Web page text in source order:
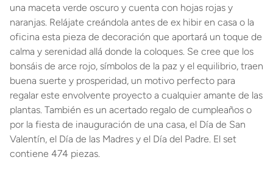
una maceta verde oscuro y cuenta con hojas rojas y
naranjas. Relájate creándola antes de ex hibir en casa o la
oficina esta pieza de decoración que aportará un toque de
calma y serenidad allá donde la coloques. Se cree que los
bonsáis de arce rojo, símbolos de la paz y el equilibrio, traen
buena suerte y prosperidad, un motivo perfecto para
regalar este envolvente proyecto a cualquier amante de las
plantas. También es un acertado regalo de cumpleaños o
por la fiesta de inauguración de una casa, el Día de San
Valentín, el Día de las Madres y el Día del Padre. El set
contiene 474 piezas.